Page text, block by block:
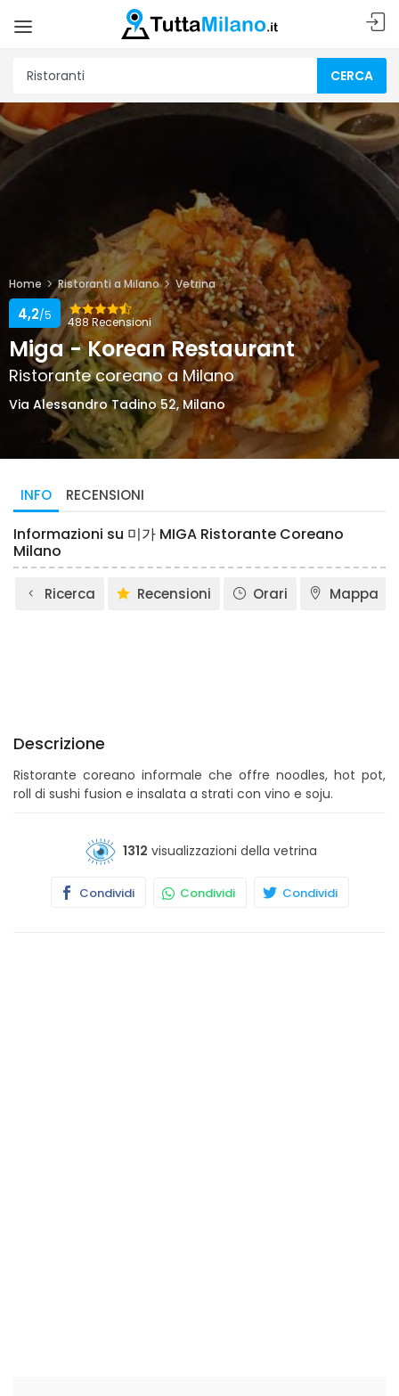
CERCA
Home Ristoranti a Milano Vetrina
488 Recensioni
4,2/5
Miga - Korean Restaurant
Ristorante coreano a Milano
Via Alessandro Tadino 52, Milano
INFO RECENSIONI
Informazioni su 미가 MIGA Ristorante Coreano
Milano
Ricerca Recensioni Orari Mappa
Descrizione
Ristorante coreano informale che offre noodles, hot pot,
roll di sushi fusion e insalata a strati con vino e soju.
1312 visualizzazioni della vetrina
Condividi Condividi Condividi